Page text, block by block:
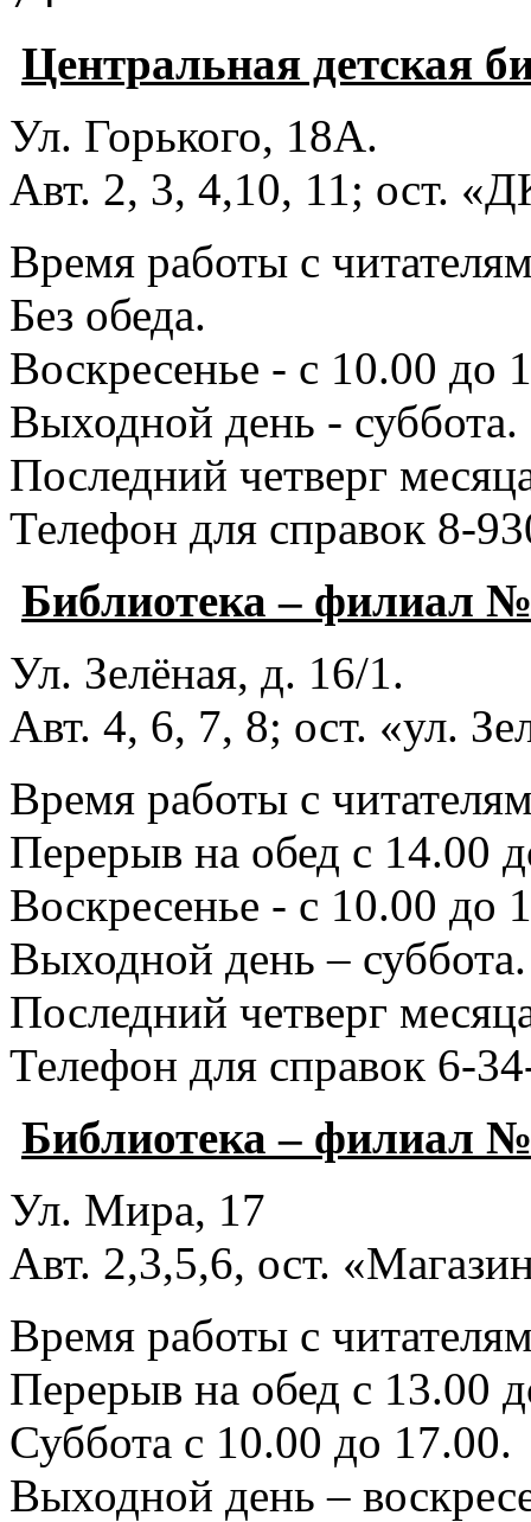
Центральная детская
Ул. Горького, 18А.
Авт. 2, 3, 4,10, 11; ост.
Время работы с
Без обеда.
Воскресенье - с 10.00 до
Выходной день - суббота.
Последний четверг
Телефон для справок 8-
Библиотека – филиал
Ул. Зелёная, д. 16/1.
Авт. 4, 6, 7, 8; ост. «ул.
Время работы с
Перерыв на обед с 14.00
Воскресенье - с 10.00 до
Выходной день – суббота.
Последний четверг
Телефон для справок 6-
Библиотека – филиал
Ул. Мира, 17
Авт. 2,3,5,6, ост.
Время работы с
Перерыв на обед с 13.00
Суббота с 10.00 до 17.00.
Выходной день –